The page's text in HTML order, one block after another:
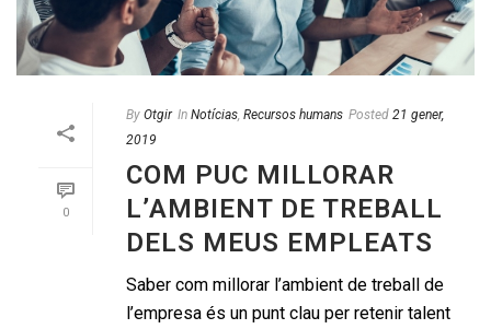
0
By Otgir In Notícias Recursos humans Posted 21 gener,
2019
COM PUC MILLORAR
L’AMBIENT DE TREBALL
DELS MEUS EMPLEATS
Saber com millorar l’ambient de treball de
l’empresa és un punt clau per retenir talent